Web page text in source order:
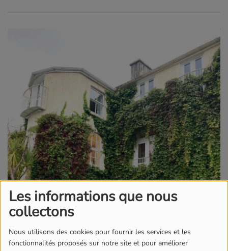
Les informations que nous
collectons
Nous utilisons des cookies pour fournir les services et les
fonctionnalités proposés sur notre site et pour améliorer